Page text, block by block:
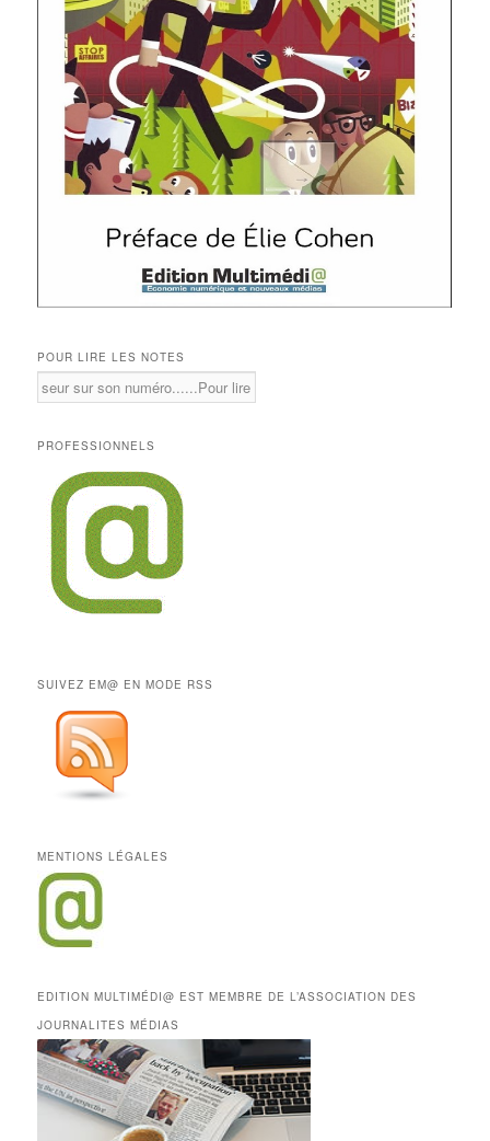
POUR LIRE LES NOTES
PROFESSIONNELS
SUIVEZ EM@ EN MODE RSS
MENTIONS LÉGALES
EDITION MULTIMÉDI@ EST MEMBRE DE L’ASSOCIATION DES
JOURNALITES MÉDIAS